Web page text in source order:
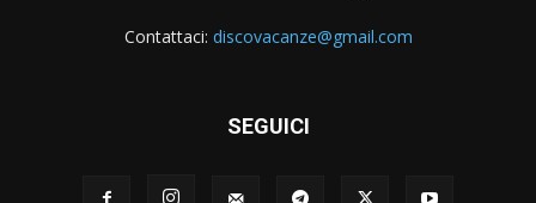
Contattaci: discovacanze@gmail.com
SEGUICI